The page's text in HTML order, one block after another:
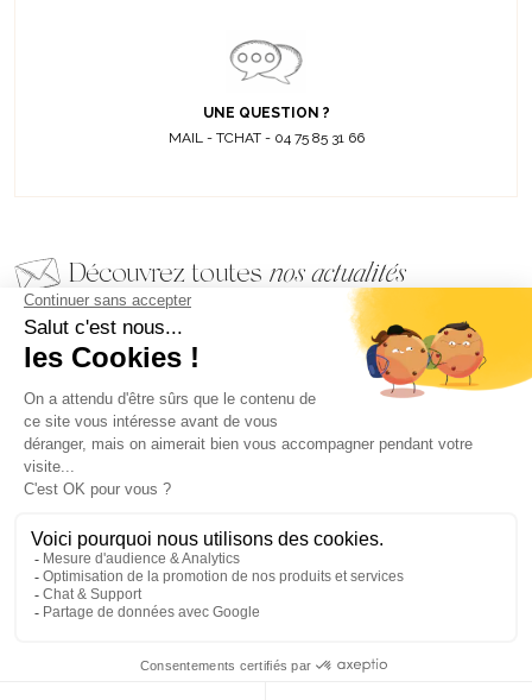
UNE QUESTION ?
MAIL - TCHAT - 04 75 85 31 66
Découvrez toutes nos actualités
EMAIL
VALIDER